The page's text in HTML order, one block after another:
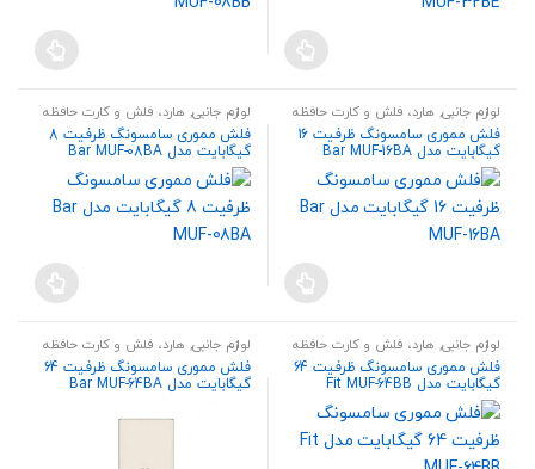
لوازم جانبی, هارد، فلش و کارت حافظه
فلش مموری سامسونگ ظرفیت 16
گیگابایت مدل Bar MUF-16BA
لوازم جانبی, هارد، فلش و کارت حافظه
فلش مموری سامسونگ ظرفیت 8
گیگابایت مدل Bar MUF-08BA
لوازم جانبی, هارد، فلش و کارت حافظه
فلش مموری سامسونگ ظرفیت 64
گیگابایت مدل Fit MUF-64BB
لوازم جانبی, هارد، فلش و کارت حافظه
فلش مموری سامسونگ ظرفیت 64
گیگابایت مدل Bar MUF-64BA